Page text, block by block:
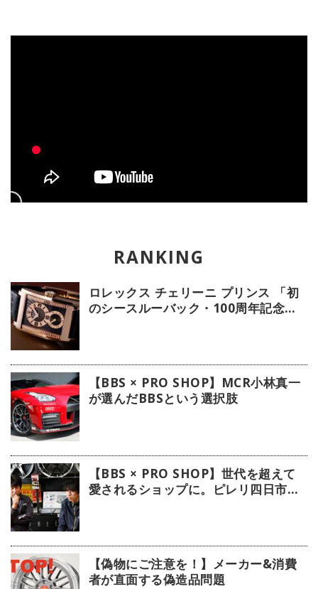
ロレックス チェリーニ プリンス 「初
のシースルーバック・100周年記念モ
【BBS × PRO SHOP】MCR小林真一
が選んだBBSという選択肢
【BBS × PRO SHOP】世代を超えて
愛されるショップに。ピレリ四日市タ
【偽物にご注意を！】メーカー&消費
者が直面する偽造品問題